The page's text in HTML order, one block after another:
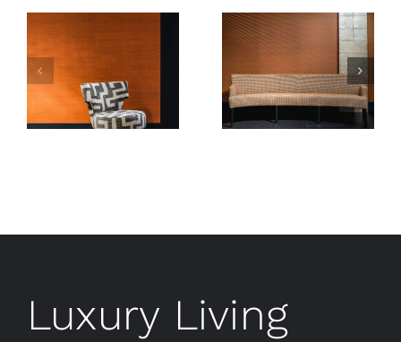
Luxury Living